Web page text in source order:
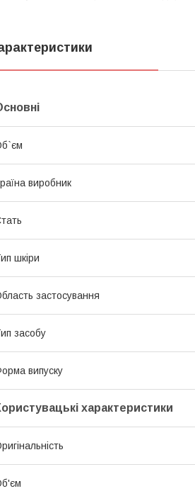
виробник
шкіри
застосування
засобу
випуску
характеристики